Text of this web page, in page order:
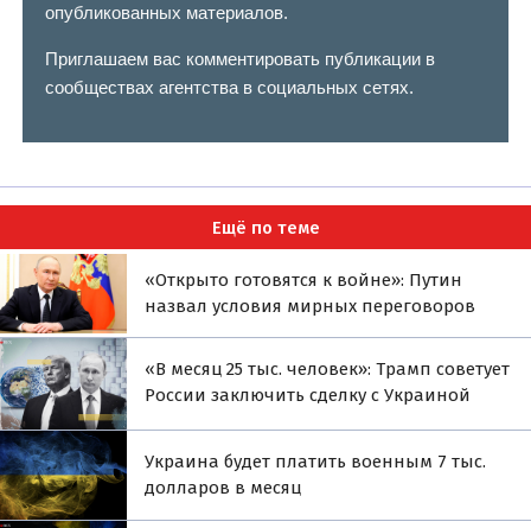
опубликованных материалов.
Приглашаем вас комментировать публикации в
сообществах агентства в социальных сетях.
Ещё по теме
«Открыто готовятся к войне»: Путин
назвал условия мирных переговоров
«В месяц 25 тыс. человек»: Трамп советует
России заключить сделку с Украиной
Украина будет платить военным 7 тыс.
долларов в месяц